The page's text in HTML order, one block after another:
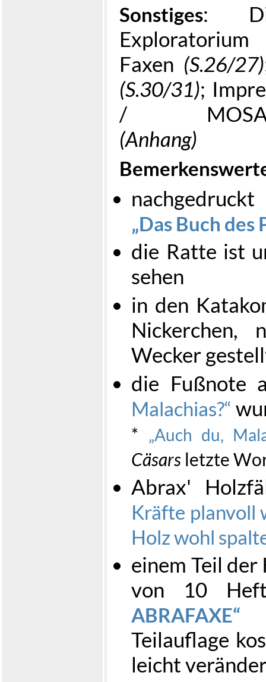
Sonstiges:
Exploratorium
Faxen (S.26/27)
(S.30/31);
/ MOSAIK-
(Anhang)
Das Buch
die Ratte ist
sehen
in den
Nickerchen,
Wecker
die Fußnote
Malachias?
* Auch du,
Cäsars letzte
Abrax'
Kräfte planvoll
Holz wohl
einem Teil
von 10
ABRAFAXE
Teilauflage
leicht